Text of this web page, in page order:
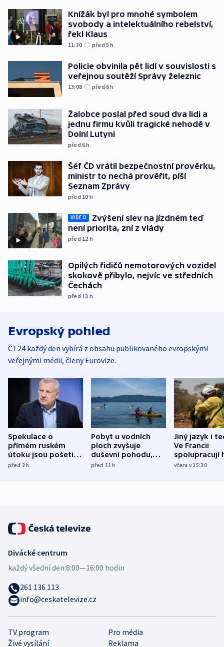
Knížák byl pro mnohé symbolem
svobody a intelektuálního rebelství,
řekl Klaus
11:30 před 5h
Policie obvinila pět lidí v souvislosti s
veřejnou soutěží Správy železnic
13:08 před 6h
Žalobce poslal před soud dva lidi a
jednu firmu kvůli tragické nehodě v
Dolní Lutyni
před 6h
Šéf ČD vrátil bezpečnostní prověrku,
ministr to nechá prověřit, píší
Seznam Zprávy
před 10 h
VIDEO
Zvýšení slev na jízdném teď
není priorita, zní z vlády
před 12 h
Opilých řidičů nemotorových vozidel
skokově přibylo, nejvíc ve středních
Čechách
před 13 h
Evropský pohled
ČT24 každý den vybírá z obsahu publikovaného evropskými
veřejnými médii, členy Eurovize.
Spekulace o
přímém ruském
útoku jsou pošetilé,
míní estonský
před 2h
Pobyt u vodních
ploch zvyšuje
duševní pohodu,
ukázala
před 11h
Jiný jazyk i
Ve Francii
spolupracují
různých zemí
včera v 15:30
TV program
Pro média
Živé vysílání
Reklama
Divácké centrum
každý všední den:8:00—16:00 hodin
261 136 113
info@ceskatelevize.cz